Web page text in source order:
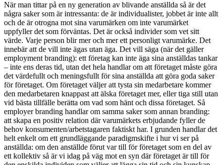
När man tittar på en ny generation av blivande anställda så är det
några saker som är intressanta: de är individualister, jobbet är inte allt
och de är otrogna mot sina varumärken om inte varumärket
uppfyller det som förväntas. Det är också individer som vet sitt
värde. Varje person blir mer och mer ett personligt varumärke. Det
innebär att de vill inte ägas utan äga. Det vill säga (när det gäller
employment branding): ett företag kan inte äga sina anställdas tankar
– inte ens deras tid, utan det hela handlar om att företaget måste göra
det värdefullt och meningsfullt för sina anställda att göra goda saker
för företaget. Om företaget väljer att tysta sin medarbetare kommer
den medarbetaren knappast att älska företaget mer, eller tiga still utan
vid bästa tillfälle berätta om vad som hänt och dissa företaget. Så
employer branding handlar om samma saker som annan branding:
att skapa en positiv relation där varumärkets erbjudande fyller de
behov konsumenten/arbetstagaren faktiskt har. I grunden handlar det
helt enkelt om ett grundläggande paradigmskifte i hur vi ser på
anställda: om den anställde förut var till för företaget som en del av
ett kollektiv så är vi idag på väg mot en syn där företaget är till för